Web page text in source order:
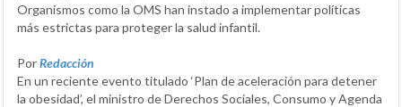
Organismos como la OMS han instado a implementar políticas
más estrictas para proteger la salud infantil.
PorRedacción
En un reciente evento titulado ‘Plan de aceleración para detener
la obesidad’, el ministro de Derechos Sociales, Consumo y Agenda